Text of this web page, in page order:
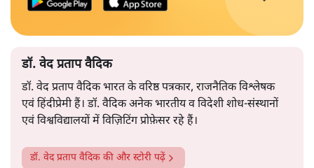
डॉ. वेद प्रताप वैदिक
डॉ. वेद प्रताप वैदिक भारत के वरिष्ठ पत्रकार, राजनैतिक विश्लेषक
एवं हिंदीप्रेमी हैं। डॉ. वैदिक अनेक भारतीय व विदेशी शोध-संस्थानों
एवं विश्वविद्यालयों में विज़िटिंग प्रोफ़ेसर रहे हैं।
डॉ. वेद प्रताप वैदिक की और स्टोरी पढ़ें